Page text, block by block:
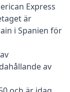
Express
är
i Spanien för
av